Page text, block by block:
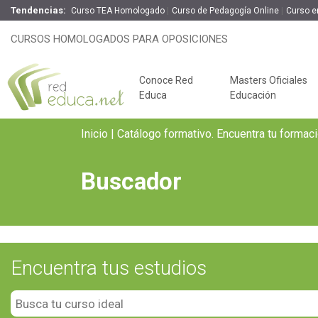
Tendencias: Curso TEA Homologado Curso de Pedagogía Online Curso
CURSOS HOMOLOGADOS PARA OPOSICIONES
Conoce Red
Educa
Masters Oficiales
Educación
Claves del éxito
Inicio Catálogo formativo. Encuentra tu
Buscador
Encuentra tus estudios
Key